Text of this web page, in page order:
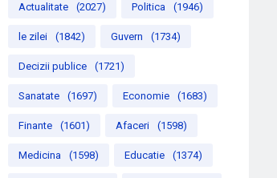
Actualitate (2027) Politica (1946)
le zilei (1842) Guvern (1734)
Decizii publice (1721)
Sanatate (1697) Economie (1683)
Finante (1601) Afaceri (1598)
Medicina (1598) Educatie (1374)